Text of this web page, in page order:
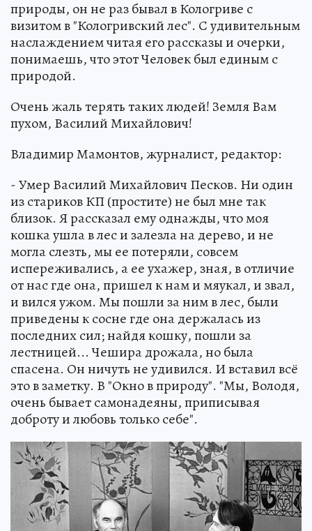
природы, он не раз бывал в Кологриве с
визитом в "Кологривский лес". С удивительным
наслаждением читая его рассказы и очерки,
понимаешь, что этот Человек был единым с
природой.
Очень жаль терять таких людей! Земля Вам
пухом, Василий Михайлович!
Владимир Мамонтов, журналист, редактор:
- Умер Василий Михайлович Песков. Ни один
из стариков КП (простите) не был мне так
близок. Я рассказал ему однажды, что моя
кошка ушла в лес и залезла на дерево, и не
могла слезть, мы ее потеряли, совсем
испереживались, а ее ухажер, зная, в отличие
от нас где она, пришел к нам и мяукал, и звал,
и вился ужом. Мы пошли за ним в лес, были
приведены к сосне где она держалась из
последних сил; найдя кошку, пошли за
лестницей... Чешира дрожала, но была
спасена. Он ничуть не удивился. И вставил всё
это в заметку. В "Окно в природу". "Мы, Володя,
очень бывает самонадеяны, приписывая
доброту и любовь только себе".